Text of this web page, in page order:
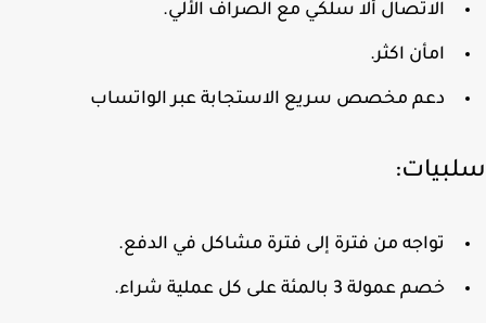
الاتصال ألا سلكي مع الصراف الألي.
امأن اكثر.
دعم مخصص سريع الاستجابة عبر الواتساب
تواجه من فترة إلى فترة مشاكل في الدفع.
خصم عمولة 3 بالمئة على كل عملية شراء.